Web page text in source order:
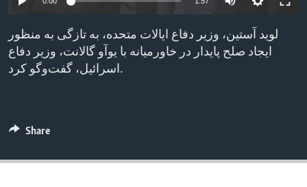
ENVIRONMENT AND HEALTH
IDEALS AND INSTITUTIONS
لوید آستین، وزیر دفاع ایالات متحده، به تازگی به منظور
ایجاد صلح پایدار در خاورمیانه با یوآو گالانت، وزیر دفاع
اسرائیل، گفت‌و‌گو کرد.
Share